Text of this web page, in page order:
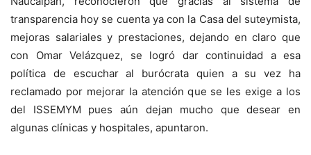
transparencia hoy se cuenta ya con la Casa del suteymista,
mejoras salariales y prestaciones, dejando en claro que
con Omar Velázquez, se logró dar continuidad a esa
política de escuchar al burócrata quien a su vez ha
reclamado por mejorar la atención que se les exige a los
del ISSEMYM pues aún dejan mucho que desear en
algunas clínicas y hospitales, apuntaron.